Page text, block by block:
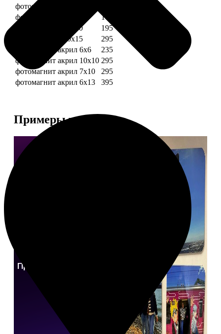
фотомагниты 6х6
фотомагнит 7х10
175
фотомагниты 10х10
195
фотомагниты 10х15
295
фотомагнит акрил 6х6
235
фотомагнит акрил 10х10 295
фотомагнит акрил 7х10
295
фотомагнит акрил 6х13
395
Примеры работ